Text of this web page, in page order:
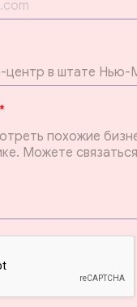
в
*